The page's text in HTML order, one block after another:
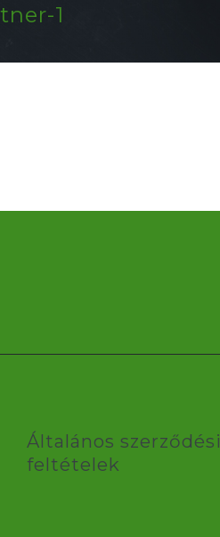
1
Általános szerződési
feltételek